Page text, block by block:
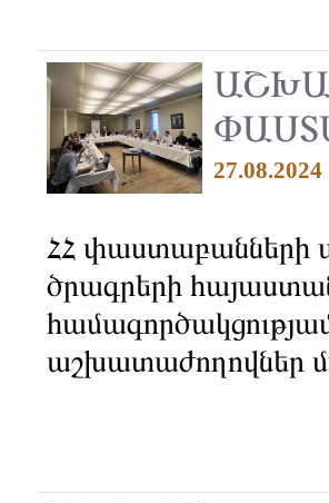
27.08.2024
ՀՀ փաստաբանների
ծրագրերի
աշխատաժողովներ